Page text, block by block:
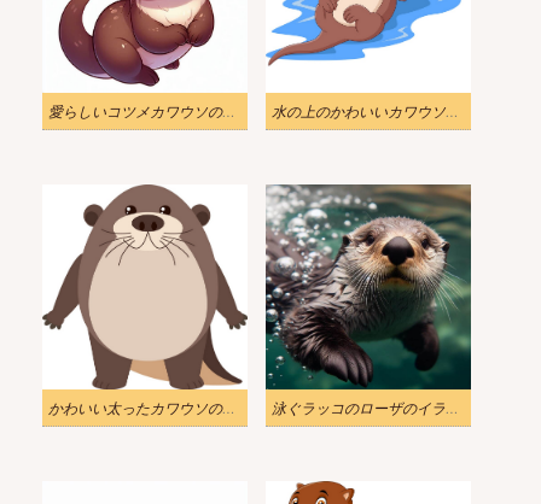
愛らしいコツメカワウソのイラスト 水の上のかわいいカワウソのイラスト
かわいい太ったカワウソのイラスト 泳ぐラッコのローザのイラスト